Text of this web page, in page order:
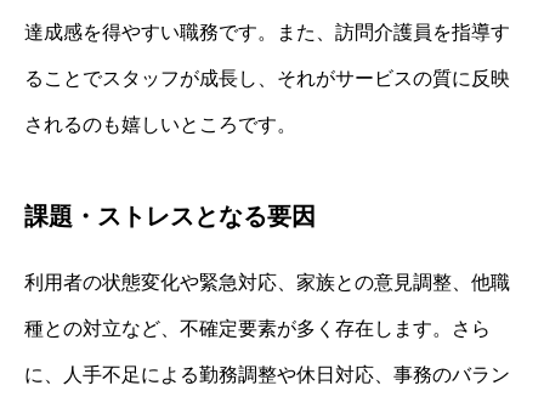
達成感を得やすい職務です。また、訪問介護員を指導す
ることでスタッフが成長し、それがサービスの質に反映
されるのも嬉しいところです。
課題・ストレスとなる要因
利用者の状態変化や緊急対応、家族との意見調整、他職
種との対立など、不確定要素が多く存在します。さら
に、人手不足による勤務調整や休日対応、事務のバラン